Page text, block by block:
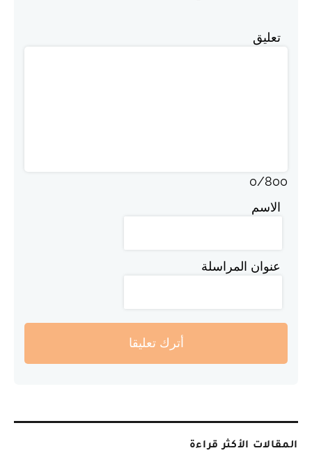
تعليق
0/800
الاسم
عنوان المراسلة
أترك تعليقا
المقالات الأكثر قراءة